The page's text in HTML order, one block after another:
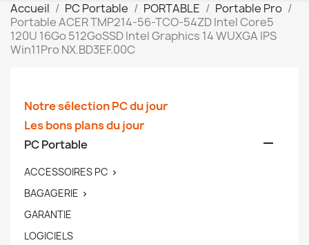
Accueil PC Portable PORTABLE
Portable Pro
Portable ACER TMP214-56-TCO-54ZD Intel Core5
120U 16Go 512GoSSD Intel Graphics 14 WUXGA IPS
Win11Pro NX.BD3EF.00C
Notre sélection PC du jour
Les bons plans du jour
PC Portable

ACCESSOIRES PC 
BAGAGERIE 
GARANTIE
LOGICIELS